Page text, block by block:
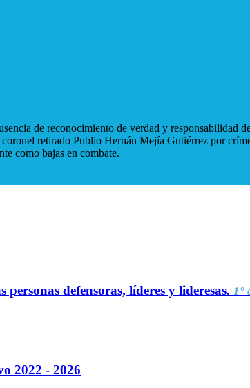
de reconocimiento de verdad y
retirado Publio Hernán Mejía Gutiérrez por
como bajas en combate.
defensoras, líderes y lideresas. 1°
2022 - 2026